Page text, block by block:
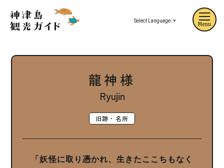
Select Language ▼
龍神様
Ryujin
旧跡・名所
「妖怪に取り憑かれ、生きたここちもなく
Menu